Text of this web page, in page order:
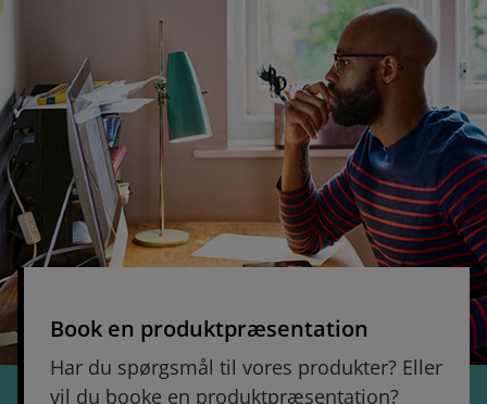
Book en produktpræsentation
Har du spørgsmål til vores produkter? Eller
vil du booke en produktpræsentation?